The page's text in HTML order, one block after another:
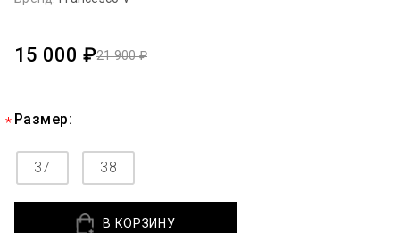
21 900 ₽
15 000 ₽
Размер:
37 38
В КОРЗИНУ